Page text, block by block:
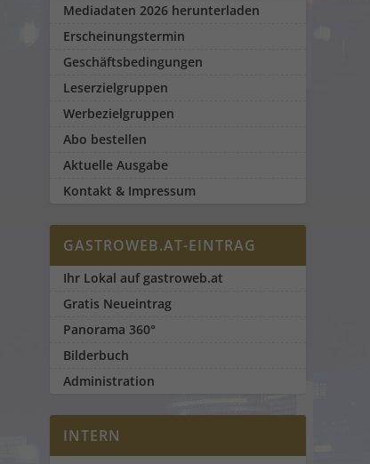
Mediadaten 2026 herunterladen
Erscheinungstermin
Geschäftsbedingungen
Leserzielgruppen
Werbezielgruppen
Abo bestellen
Aktuelle Ausgabe
Kontakt & Impressum
GASTROWEB.AT-EINTRAG
Ihr Lokal auf gastroweb.at
Gratis Neueintrag
Panorama 360°
Bilderbuch
Administration
INTERN